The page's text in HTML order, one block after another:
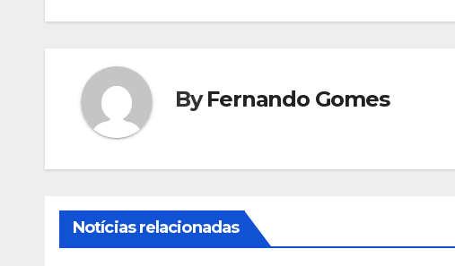
Post
ByFernando Gomes
Notícias relacionadas